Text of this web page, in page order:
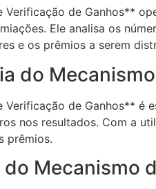
Verificação de Ganhos**
Ele analisa os
e os prêmios a serem
do
Verificação de Ganhos** é
nos resultados. Com a
prêmios.
Mecanismo